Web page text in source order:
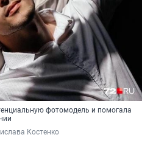
фотомодель и помогала
Костенко